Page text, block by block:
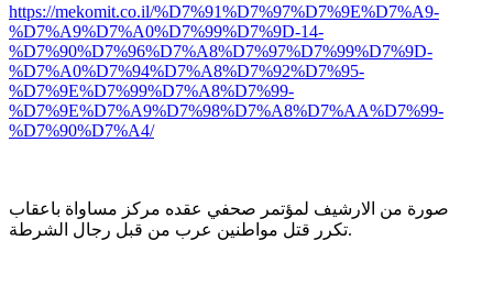
https://mekomit.co.il/%D7%91%D7%97%D7%9E%D7%A9-
%D7%A9%D7%A0%D7%99%D7%9D-14-
%D7%90%D7%96%D7%A8%D7%97%D7%99%D7%9D-
%D7%A0%D7%94%D7%A8%D7%92%D7%95-
%D7%9E%D7%99%D7%A8%D7%99-
%D7%9E%D7%A9%D7%98%D7%A8%D7%AA%D7%99-
%D7%90%D7%A4/
صورة من الارشيف لمؤتمر صحفي عقده مركز مساواة باعقاب
تكرر قتل مواطنين عرب من قبل رجال الشرطة.